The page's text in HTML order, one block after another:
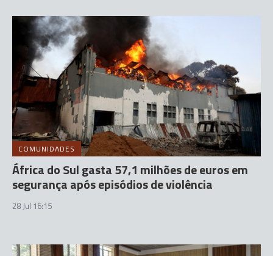
COMUNIDADES
África do Sul gasta 57,1 milhões de euros em
segurança após episódios de violência
28 Jul 16:15